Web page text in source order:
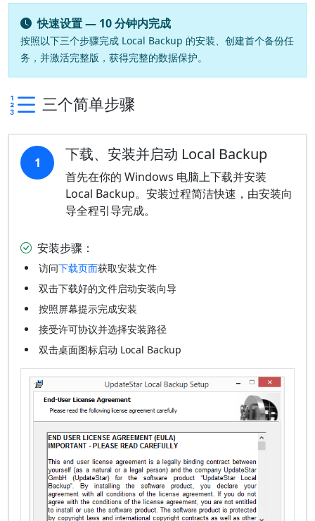
快速设置 — 10 分钟内完成
按照以下三个步骤完成 Local Backup 的安装、创建首个备份任
务，并激活完整版，获得完整的数据保护。
三个简单步骤
1 下载、安装并启动 Local Backup
首先在你的 Windows 电脑上下载并安装
Local Backup。安装过程简洁快速，由安装向
导全程引导完成。
安装步骤：
访问下载页面获取安装文件
双击下载好的文件启动安装向导
按照屏幕提示完成安装
接受许可协议并选择安装路径
双击桌面图标启动 Local Backup